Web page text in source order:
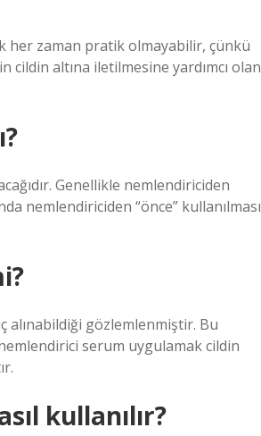
her zaman pratik olmayabilir, çünkü
altına iletilmesine yardımcı olan
Genellikle nemlendiriciden
nemlendiriciden “önce” kullanılması
alınabildiği gözlemlenmiştir. Bu
serum uygulamak cildin
kullanılır?